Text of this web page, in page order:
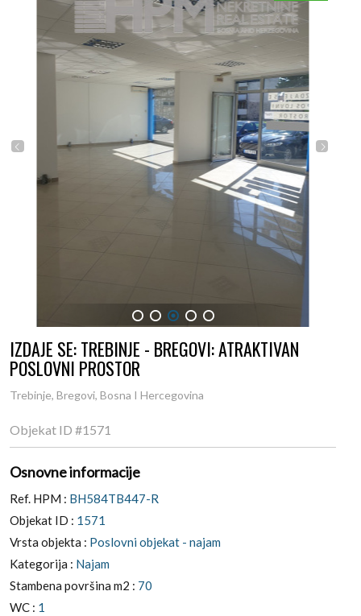
1 2 3 4 5
IZDAJE SE: TREBINJE - BREGOVI: ATRAKTIVAN
POSLOVNI PROSTOR
Trebinje, Bregovi, Bosna I Hercegovina
Objekat ID #1571
Osnovne informacije
Ref. HPM : BH584TB447-R
Objekat ID : 1571
Vrsta objekta : Poslovni objekat - najam
Kategorija : Najam
Stambena površina m2 : 70
WC : 1